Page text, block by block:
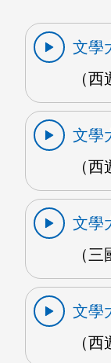
文學
（
文學
（
文學
（
文學
（